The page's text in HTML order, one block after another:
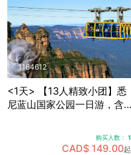
1164612
<1天> 【13人精致小团】悉
尼蓝山国家公园一日游，含
购买人数： 1
CAD$ 149.00起